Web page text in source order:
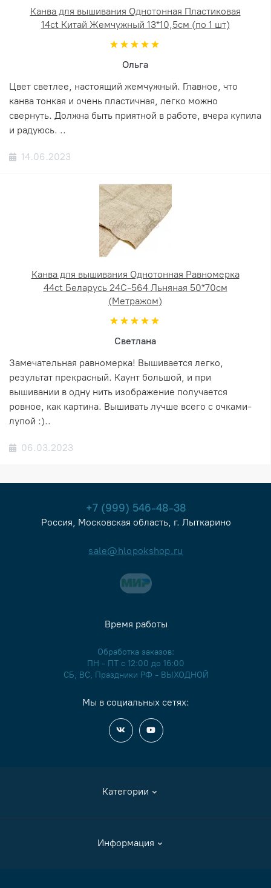
Канва для вышивания Однотонная Пластиковая
14ct Китай Жемчужный 13*10,5см (по 1 шт)
Ольга
Цвет светлее, настоящий жемчужный. Главное, что
канва тонкая и очень пластичная, легко можно
свернуть. Должна быть приятной в работе, вчера купила
и радуюсь. ..
14.06.2023
Канва для вышивания Однотонная Равномерка
44ct Беларусь 24С-564 Льняная 50*70см
(Метражом)
Светлана
Замечательная равномерка! Вышивается легко,
результат прекрасный. Каунт большой, и при
вышивании в одну нить изображение получается
ровное, как картина. Вышивать лучше всего с очками-
лупой :)..
06.03.2023
+7 (999) 546-48-38
Россия, Московская область, г. Лыткарино
sale@hlopokshop.ru
Категории
Аксессуары
Информация
Время работы
Обработка заказов:
ПН - ПТ с 12:00 до 16:00
СБ, ВС, Праздники РФ - ВЫХОДНОЙ
Мы в социальных сетях: